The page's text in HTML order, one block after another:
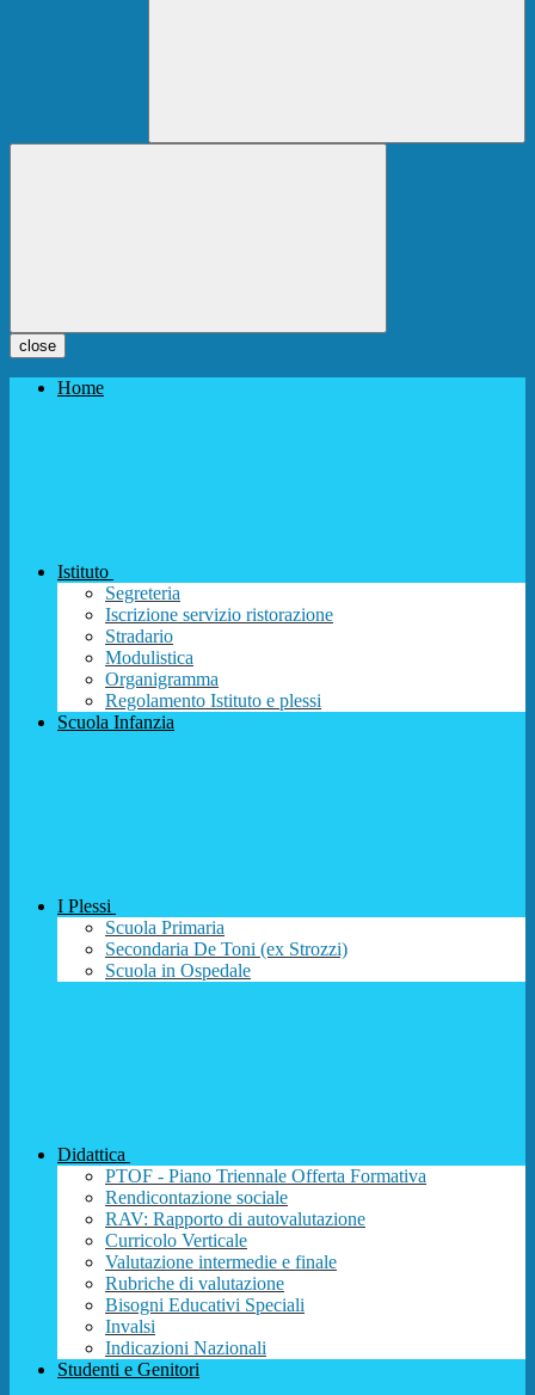
close
Home
Istituto
Segreteria
Iscrizione servizio ristorazione
Stradario
Modulistica
Organigramma
Regolamento Istituto e plessi
Scuola Infanzia
I Plessi
Scuola Primaria
Secondaria De Toni (ex Strozzi)
Scuola in Ospedale
Didattica
PTOF - Piano Triennale Offerta Formativa
Rendicontazione sociale
RAV: Rapporto di autovalutazione
Curricolo Verticale
Valutazione intermedie e finale
Rubriche di valutazione
Bisogni Educativi Speciali
Invalsi
Indicazioni Nazionali
Studenti e Genitori